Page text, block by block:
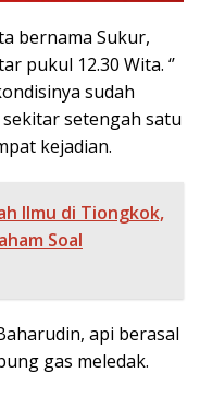
bernama Sukur,
pukul 12.30 Wita. ‘’
sudah
setengah satu
kejadian.
Ilmu di Tiongkok,
Soal
api berasal
gas meledak.